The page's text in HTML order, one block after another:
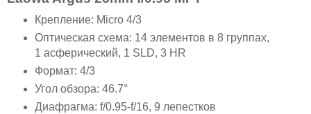
Крепление: Micro 4/3
Оптическая схема: 14 элементов в 8 группах,
1 асферический, 1 SLD, 3 HR
Формат: 4/3
Угол обзора: 46.7°
Диафрагма: f/0.95-f/16, 9 лепестков